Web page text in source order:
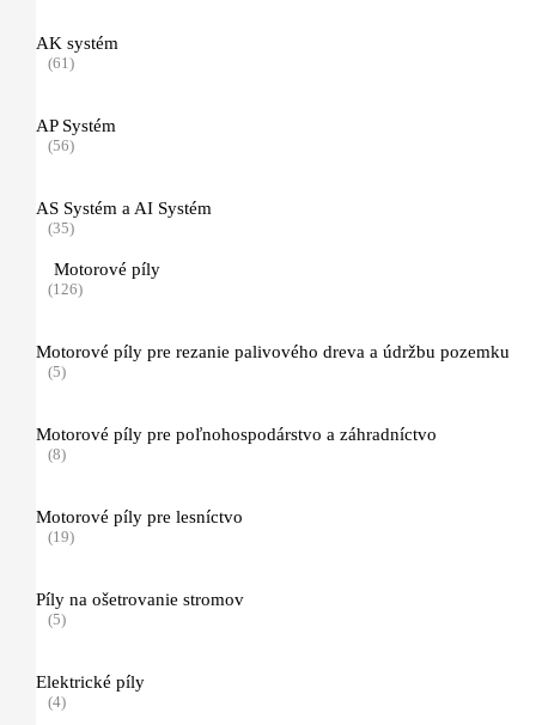
Chrbtové fúkače
(1)
Elektrické fúkače a záhradné vysávače
(3)
Príslušenstvo pre fúkače a vysávače
(8)
Vysávače na suché a mokré vysávanie
(40)
Príslušentvo pre vysávače
(35)
Rosiče a manuálne postrekovače
Motorové a akumulátorové rosiče
AK systém
(61)
AP Systém
(56)
AS Systém a AI Systém
(35)
Motorové píly
(126)
Motorové píly pre rezanie palivového dreva a údržbu pozemku
(5)
Motorové píly pre poľnohospodárstvo a záhradníctvo
(8)
Motorové píly pre lesníctvo
(19)
Píly na ošetrovanie stromov
(5)
Elektrické píly
(4)